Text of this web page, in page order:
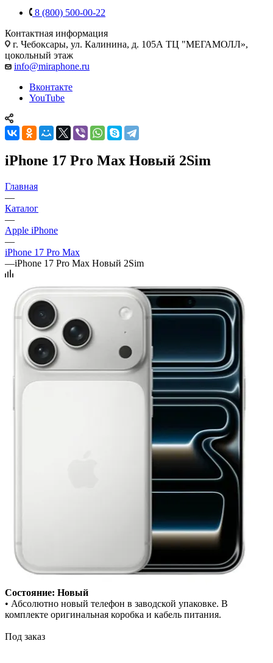
8 (800) 500-00-22
Контактная информация
г. Чебоксары, ул. Калинина, д. 105А ТЦ "МЕГАМОЛЛ»,
цокольный этаж
info@miraphone.ru
Вконтакте
YouTube
iPhone 17 Pro Max Новый 2Sim
Главная
—
Каталог
—
Apple iPhone
—
iPhone 17 Pro Max
—iPhone 17 Pro Max Новый 2Sim
Состояние: Новый
• Абсолютно новый телефон в заводской упаковке. В
комплекте оригинальная коробка и кабель питания.
Под заказ